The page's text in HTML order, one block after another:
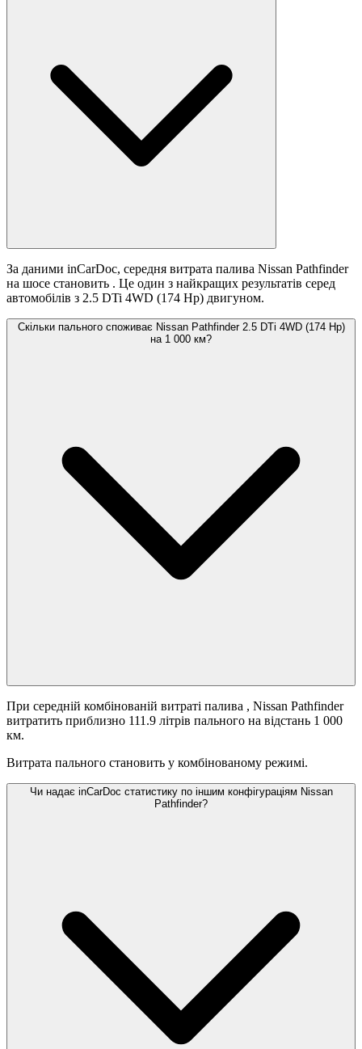
За даними inCarDoc, середня витрата палива Nissan Pathfinder
на шосе становить . Це один з найкращих результатів серед
автомобілів з 2.5 DTi 4WD (174 Hp) двигуном.
Скільки пального споживає Nissan Pathfinder 2.5 DTi 4WD (174 Hp)
на 1 000 км?
При середній комбінованій витраті палива , Nissan Pathfinder
витратить приблизно 111.9 літрів пального на відстань 1 000
км.
Витрата пального становить у комбінованому режимі.
Чи надає inCarDoc статистику по іншим конфігураціям Nissan
Pathfinder?